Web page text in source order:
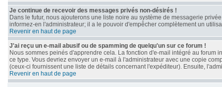
Je continue de recevoir des messages privés non-désirés !
Dans le futur, nous ajouterons une liste noire au système de messagerie
informez-en l'administrateur; il a le pouvoir d'empêcher complètement un
Revenir en haut de page
J'ai reçu un e-mail abusif ou de spamming de quelqu'un sur ce forum !
Nous sommes peinés d'apprendre cela. La fonction d'e-mail intégré au
ce type. Vous devriez envoyer un e-mail à l'administrateur avec une copie
(ceux-ci fournissent une liste de détails concernant l'expéditeur). Ensuite,
Revenir en haut de page